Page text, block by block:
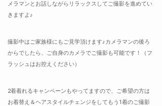
メラマンとお話しながらリラックスしてご撮影を進めてい
きますよ♪
撮影中はご家族様にもご見学頂けます♪カメラマンの後ろ
からでしたら、ご自身のカメラでご撮影も可能です！（フ
ラッシュはお控えください）
2着着れるキャンペーンもやってますので、ご希望の方は
お着替え＆ヘアスタイルチェンジをしてもう1着のご撮影